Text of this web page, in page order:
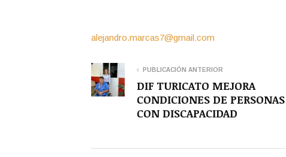
alejandro.marcas7@gmail.com
PUBLICACIÓN ANTERIOR
DIF TURICATO MEJORA
CONDICIONES DE PERSONAS
CON DISCAPACIDAD